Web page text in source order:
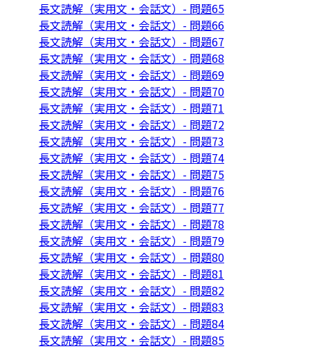
長文読解（実用文・会話文）- 問題65
長文読解（実用文・会話文）- 問題66
長文読解（実用文・会話文）- 問題67
長文読解（実用文・会話文）- 問題68
長文読解（実用文・会話文）- 問題69
長文読解（実用文・会話文）- 問題70
長文読解（実用文・会話文）- 問題71
長文読解（実用文・会話文）- 問題72
長文読解（実用文・会話文）- 問題73
長文読解（実用文・会話文）- 問題74
長文読解（実用文・会話文）- 問題75
長文読解（実用文・会話文）- 問題76
長文読解（実用文・会話文）- 問題77
長文読解（実用文・会話文）- 問題78
長文読解（実用文・会話文）- 問題79
長文読解（実用文・会話文）- 問題80
長文読解（実用文・会話文）- 問題81
長文読解（実用文・会話文）- 問題82
長文読解（実用文・会話文）- 問題83
長文読解（実用文・会話文）- 問題84
長文読解（実用文・会話文）- 問題85